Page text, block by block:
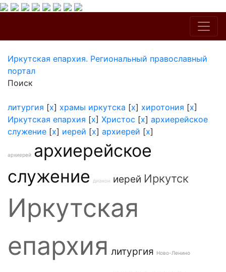
Иркутская епархия. Региональный православный
портал
Поиск
литургия [x] храмы иркутска [x] хиротония [x]
Иркутская епархия [x] Христос [x] архиерейское
служение [x] иерей [x] архиерей [x]
архиерей архиерейское
служение
диакон иерей Иркутск
Иркутская
епархия литургия Ново-Ленино